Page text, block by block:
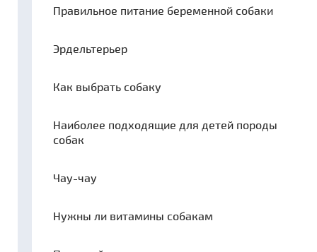
Правильное питание беременной собаки
Эрдельтерьер
Как выбрать собаку
Наиболее подходящие для детей породы
собак
Чау-чау
Нужны ли витамины собакам